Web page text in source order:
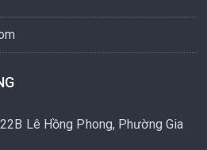
Lê Hồng Phong, Phường Gia